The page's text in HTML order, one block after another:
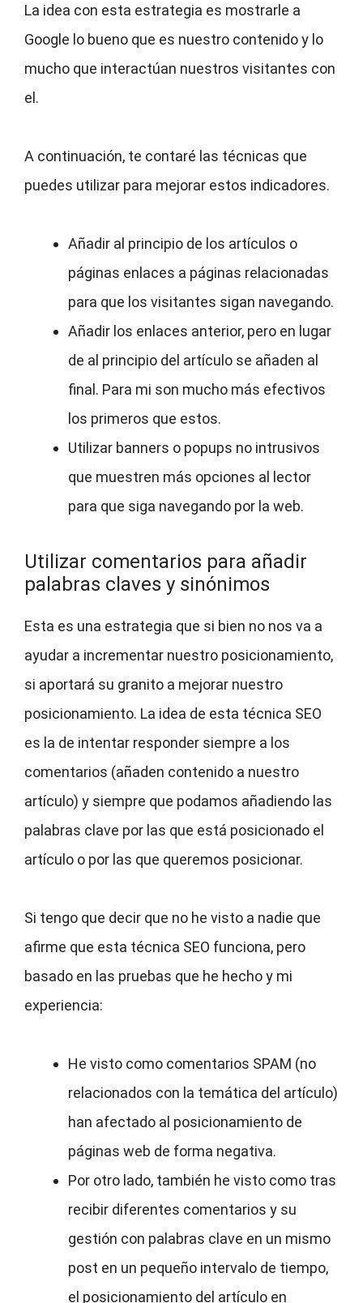
La idea con esta estrategia es mostrarle a
Google lo bueno que es nuestro contenido y lo
mucho que interactúan nuestros visitantes con
el.
A continuación, te contaré las técnicas que
puedes utilizar para mejorar estos indicadores.
Añadir al principio de los artículos o
páginas enlaces a páginas relacionadas
para que los visitantes sigan navegando.
Añadir los enlaces anterior, pero en lugar
de al principio del artículo se añaden al
final. Para mi son mucho más efectivos
los primeros que estos.
Utilizar banners o popups no intrusivos
que muestren más opciones al lector
para que siga navegando por la web.
Utilizar comentarios para añadir
palabras claves y sinónimos
Esta es una estrategia que si bien no nos va a
ayudar a incrementar nuestro posicionamiento,
si aportará su granito a mejorar nuestro
posicionamiento. La idea de esta técnica SEO
es la de intentar responder siempre a los
comentarios (añaden contenido a nuestro
artículo) y siempre que podamos añadiendo las
palabras clave por las que está posicionado el
artículo o por las que queremos posicionar.
Si tengo que decir que no he visto a nadie que
afirme que esta técnica SEO funciona, pero
basado en las pruebas que he hecho y mi
experiencia:
He visto como comentarios SPAM (no
relacionados con la temática del artículo)
han afectado al posicionamiento de
páginas web de forma negativa.
Por otro lado, también he visto como tras
recibir diferentes comentarios y su
gestión con palabras clave en un mismo
post en un pequeño intervalo de tiempo,
el posicionamiento del artículo en